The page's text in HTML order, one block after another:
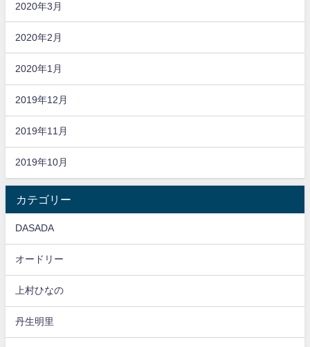
2020年3月
2020年2月
2020年1月
2019年12月
2019年11月
2019年10月
カテゴリー
DASADA
オードリー
上村ひなの
丹生明里